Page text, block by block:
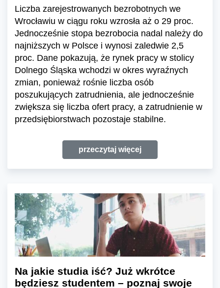
Liczba zarejestrowanych bezrobotnych we
Wrocławiu w ciągu roku wzrosła aż o 29 proc.
Jednocześnie stopa bezrobocia nadal należy do
najniższych w Polsce i wynosi zaledwie 2,5
proc. Dane pokazują, że rynek pracy w stolicy
Dolnego Śląska wchodzi w okres wyraźnych
zmian, ponieważ rośnie liczba osób
poszukujących zatrudnienia, ale jednocześnie
zwiększa się liczba ofert pracy, a zatrudnienie w
przedsiębiorstwach pozostaje stabilne.
przeczytaj więcej
Na jakie studia iść? Już wkrótce
będziesz studentem – poznaj swoje